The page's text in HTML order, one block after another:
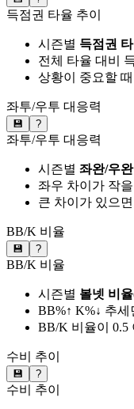
득점권 타율 추이
시즌별 득점권
전체 타율 대비
상황이 중요할
좌투/우투 대응력
💾 ?
좌투/우투 대응력
시즌별 좌완/우
좌우 차이가 작
큰 차이가 있으
BB/K 비율
💾 ?
BB/K 비율
시즌별 볼넷 비
BB%↑ K%↓ 추
BB/K 비율이 0.5
수비 추이
💾 ?
수비 추이